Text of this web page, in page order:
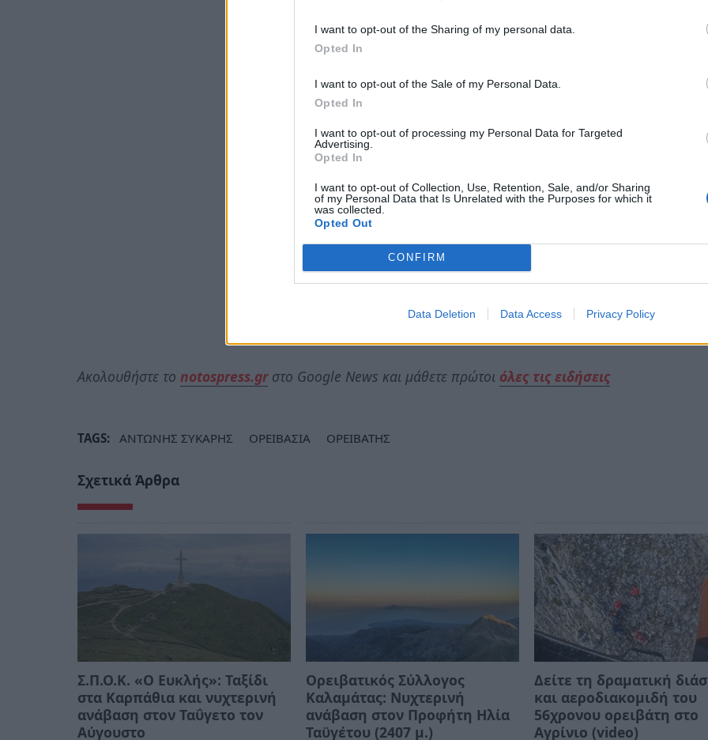
I want to opt-out of the Sharing of my personal data.
Opted In
I want to opt-out of the Sale of my Personal Data.
Opted In
I want to opt-out of processing my Personal Data for Targeted
Advertising.
Opted In
I want to opt-out of Collection, Use, Retention, Sale, and/or Sharing
of my Personal Data that Is Unrelated with the Purposes for which it
was collected.
Opted Out
CONFIRM
Data Deletion Data Access Privacy Policy
Ακολουθήστε το notospress.grστο Google News και μάθετε πρώτοι όλες τις ειδήσεις
TAGS: ΑΝΤΩΝΗΣ ΣΥΚΑΡΗΣ ΟΡΕΙΒΑΣΙΑ ΟΡΕΙΒΑΤΗΣ
Σχετικά Άρθρα
Σ.Π.Ο.Κ. «Ο Ευκλής»: Ταξίδι
στα Καρπάθια και νυχτερινή
ανάβαση στον Ταΰγετο τον
Αύγουστο
Ορειβατικός Σύλλογος
Καλαμάτας: Νυχτερινή
ανάβαση στον Προφήτη Ηλία
Ταϋγέτου (2407 μ.)
Δείτε τη δραματική
και αεροδιακομιδή του
56χρονου ορειβάτη στο
Αγρίνιο (video)